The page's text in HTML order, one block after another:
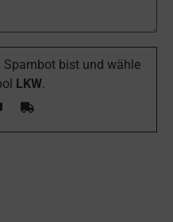
Spambot bist und wähle
LKW.